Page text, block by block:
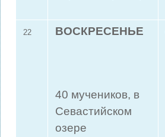
22 ВОСКРЕСЕНЬЕ
40 мучеников, в
Севастийском
озере